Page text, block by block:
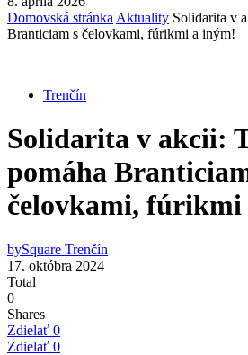
Domovská stránka Aktuality Solidarita v
Branticiam s čelovkami, fúrikmi a iným!
Trenčín
Solidarita v akcii:
pomáha
čelovkami, fúrikmi
bySquare Trenčín
17. októbra 2024
Total
0
Shares
Zdielať 0
Zdielať 0